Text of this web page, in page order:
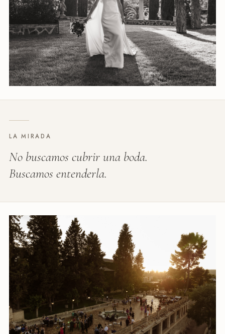
LA MIRADA
No buscamos cubrir una boda.
Buscamos entenderla.